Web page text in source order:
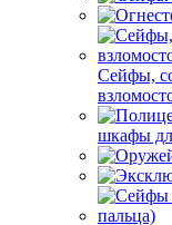
Сейфы,
шкафы